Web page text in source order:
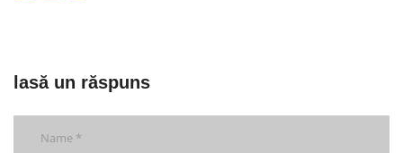
lasă un răspuns